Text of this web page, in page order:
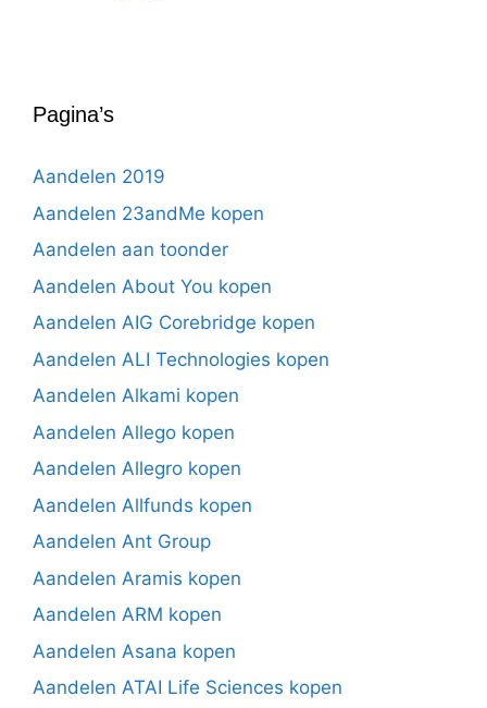
Pagina’s
Aandelen 2019
Aandelen 23andMe kopen
Aandelen aan toonder
Aandelen About You kopen
Aandelen AIG Corebridge kopen
Aandelen ALI Technologies kopen
Aandelen Alkami kopen
Aandelen Allego kopen
Aandelen Allegro kopen
Aandelen Allfunds kopen
Aandelen Ant Group
Aandelen Aramis kopen
Aandelen ARM kopen
Aandelen Asana kopen
Aandelen ATAI Life Sciences kopen